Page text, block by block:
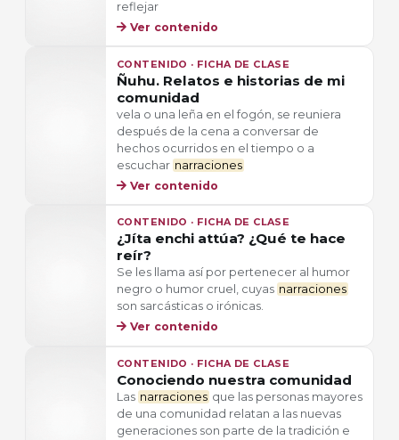
reflejar
Ver contenido
CONTENIDO · FICHA DE CLASE
Ñuhu. Relatos e historias de mi
comunidad
vela o una leña en el fogón, se reuniera
después de la cena a conversar de
hechos ocurridos en el tiempo o a
escuchar narraciones
Ver contenido
CONTENIDO · FICHA DE CLASE
¿Jíta enchi attúa? ¿Qué te hace
reír?
Se les llama así por pertenecer al humor
negro o humor cruel, cuyas narraciones
son sarcásticas o irónicas.
Ver contenido
CONTENIDO · FICHA DE CLASE
Conociendo nuestra comunidad
Las narraciones que las personas mayores
de una comunidad relatan a las nuevas
generaciones son parte de la tradición e